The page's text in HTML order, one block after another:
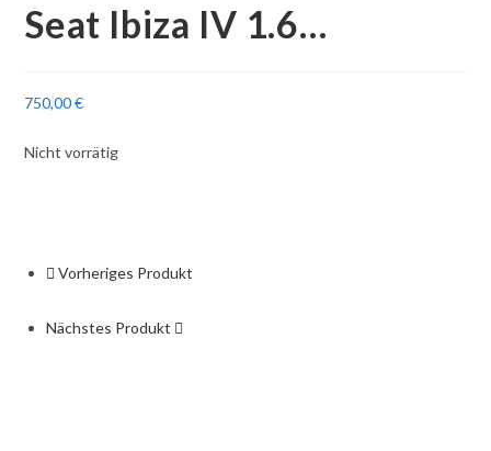
Seat Ibiza IV 1.6…
750,00€
Nicht vorrätig
Vorheriges Produkt
Nächstes Produkt